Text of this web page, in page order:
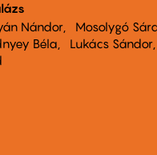
Nándor Mosolygó
Béla
Lukács Sándor